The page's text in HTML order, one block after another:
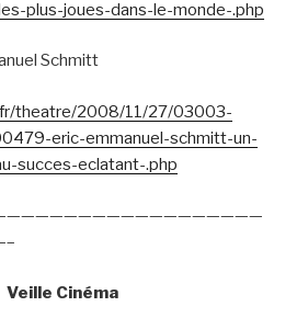
plus-joues-dans-le-monde-.php
Schmitt
theatre/2008/11/27/03003-
eric-emmanuel-schmitt-un-
succes-eclatant-.php
Veille Cinéma